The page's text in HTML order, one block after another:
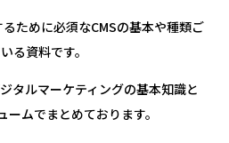
ために必須なCMSの基本や種類ご
る資料です。
タルマーケティングの基本知識と
ムでまとめております。